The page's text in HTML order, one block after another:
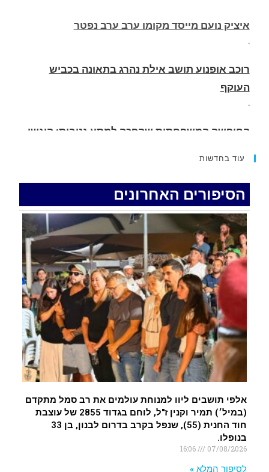
רוכב אופנוע תושב אילת נהרג בתאונה בכביש
העוקף
החופשה המשפחתית שהפכה למסע גניבות: הוגשו
.
רכב התנגש במעקה בטיחות בכביש 90 בסמוך לעין
חצבה. פצועים
איציק נועם מייסד מקומו ערב ערב נפטר
עוד בחדשות
הסיפורים האחרונים
אלפי תושבים ליוו למנוחת עולמים את רב סמל מתקדם
(במיל׳) תמיר וקנין ז"ל, לוחם בגדוד 2855 של עוצבת
חוד החנית (55), שנפל בקרב בדרום לבנון, בן 33
בנופלו.
07/08/2026
16:06
לסיפור המלא »